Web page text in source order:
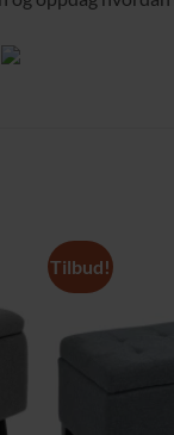
Tilbud!